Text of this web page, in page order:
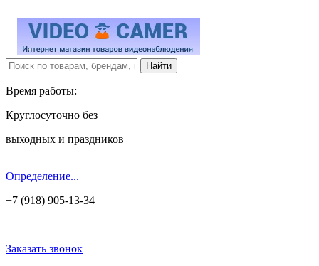
Время работы:
Круглосуточно без
выходных и праздников
Определение...
+7 (918) 905-13-34
Заказать звонок